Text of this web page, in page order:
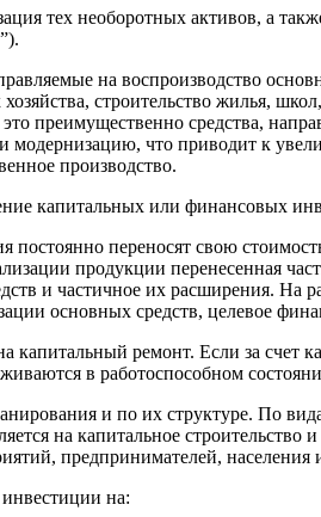
тех необоротных активов, а
на воспроизводство
строительство жилья,
преимущественно средства,
модернизацию, что приводит к
производство.
капитальных или финансовых
переносят свою
продукции перенесенная
и частичное их расширения.
основных средств, целевое
капитальный ремонт. Если за
в работоспособном
и по их структуре. По
на капитальное
предпринимателей, населения
на: